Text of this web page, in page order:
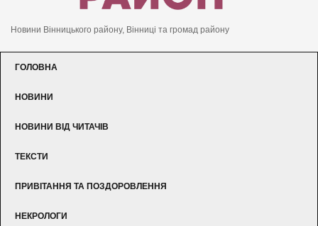
Новини Вінницького району, Вінниці та громад району
ГОЛОВНА
НОВИНИ
НОВИНИ ВІД ЧИТАЧІВ
ТЕКСТИ
ПРИВІТАННЯ ТА ПОЗДОРОВЛЕННЯ
НЕКРОЛОГИ